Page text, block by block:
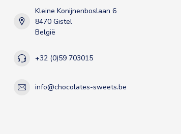
Kleine Konijnenboslaan 6
8470 Gistel
België
+32 (0)59 703015
info@chocolates-sweets.be